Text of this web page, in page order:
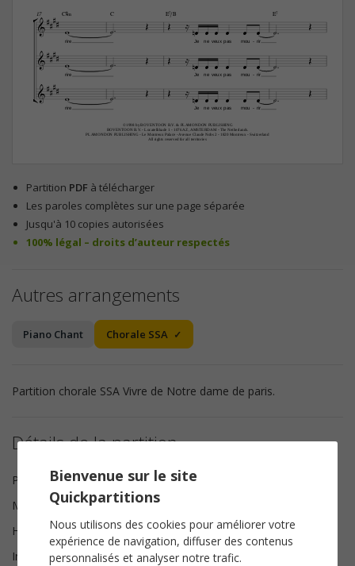


©1998 by BOVENTOON B.V. & PLAMONDON PUBLISHING
BOVENTOON B.V. - Locatellikade 1 - 1076 AZ, AMSTERDAM - The Netherlands.
PLAMONDON PUBLISHING - Le Montreux Palace - Avenue Claude Nobs 2 - 1820 Montreux - Switzerland
All rights reserved for all territories
rire Je ne veux pas mou rir
-
17
rire Je ne veux pas mou rir
-
rire Je ne veux pas mou rir
-
 C©‹ C E7/B E7


     
      


    
      


    
       
Partition PDF à télécharger
Les paroles complètes sur une page séparée
Jusqu'à 10 copies autorisées
100% légal – droits d’auteur respectés
Autres arrangements
Piano Chant Chorale SSA
Partition chorale SSA Vivre de Notre dame de paris.
Détails de la partition
Paroles
Luc Plamondon
Musique
Harmonisation
Brice Legée
Instrumentation
Chorale SSA
Bienvenue sur le site
Quickpartitions
Nous utilisons des cookies pour améliorer votre
expérience de navigation, diffuser des contenus
personnalisés et analyser notre trafic.